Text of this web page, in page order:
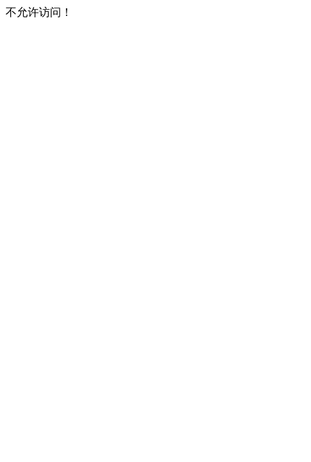
不允许访问！